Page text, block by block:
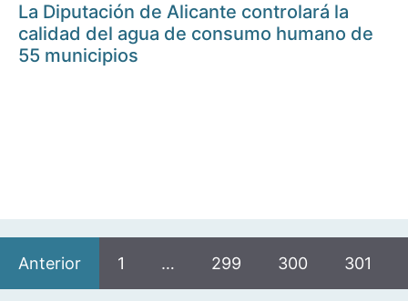
La Diputación de Alicante controlará la
calidad del agua de consumo humano de
55 municipios
Anterior 1 … 299 300 301